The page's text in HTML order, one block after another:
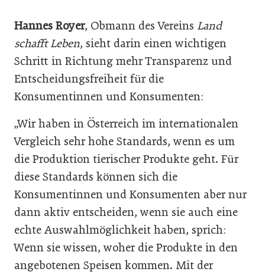
Hannes Royer, Obmann des Vereins Land
schafft Leben, sieht darin einen wichtigen
Schritt in Richtung mehr Transparenz und
Entscheidungsfreiheit für die
Konsumentinnen und Konsumenten:
„Wir haben in Österreich im internationalen
Vergleich sehr hohe Standards, wenn es um
die Produktion tierischer Produkte geht. Für
diese Standards können sich die
Konsumentinnen und Konsumenten aber nur
dann aktiv entscheiden, wenn sie auch eine
echte Auswahlmöglichkeit haben, sprich:
Wenn sie wissen, woher die Produkte in den
angebotenen Speisen kommen. Mit der